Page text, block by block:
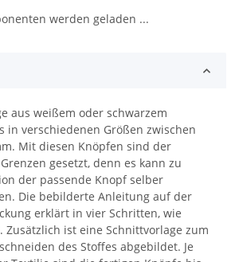
werden geladen ...
aus weißem oder schwarzem
in verschiedenen Größen zwischen
Mit diesen Knöpfen sind der
gesetzt, denn es kann zu
der passende Knopf selber
Die bebilderte Anleitung auf der
erklärt in vier Schritten, wie
Zusätzlich ist eine Schnittvorlage zum
des Stoffes abgebildet. Je